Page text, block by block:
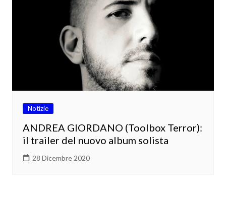
Notizie
ANDREA GIORDANO (Toolbox Terror):
il trailer del nuovo album solista
28 Dicembre 2020